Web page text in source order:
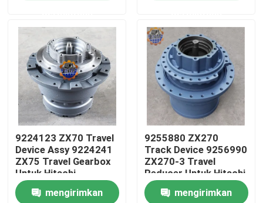
Tentang kami
Tur Pabrik
Kontrol kualitas
Hubungi kami
Berita
9224123 ZX70 Travel
Device Assy 9224241
ZX75 Travel Gearbox
Untuk Hitachi
Excavator
mengirimkan
9255880 ZX270
Track Device 9256990
ZX270-3 Travel
Reducer Untuk Hitachi
Excavator
mengirimkan